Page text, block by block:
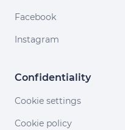
Facebook
Instagram
Confidentiality
Cookie settings
Cookie policy